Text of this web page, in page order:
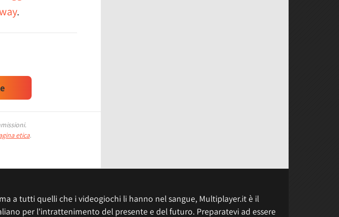
.
etica.
a tutti quelli che i videogiochi li hanno nel sangue, Multiplayer.it è il
per l'intrattenimento del presente e del futuro. Preparatevi ad essere